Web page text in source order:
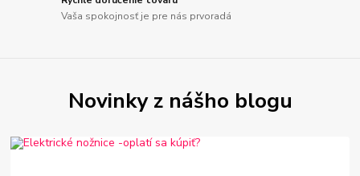
Vaša spokojnosť je pre nás prvoradá
Novinky z nášho blogu